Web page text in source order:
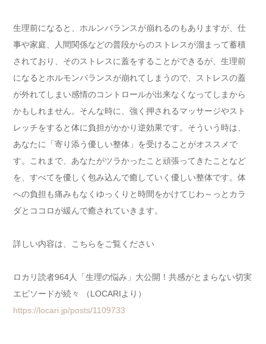
生理前になると、ホルンバランスが崩れるのもありますが、仕
事や家庭、人間関係などの普段からのストレスが溜まって蓄積
されており、そのストレスに蓋をすることができるが、生理前
になるとホルモンバランスが崩れてしまうので、ストレスの蓋
が外れてしまい感情のコントロールが出来なくなってしまから
かもしれません。そんな時に、強く押されるマッサージやスト
レッチをすると体に負担がかかり逆効果です。そういう時は、
あなたに「寄り添う優しい整体」を受けることがオススメで
す。これまで、あなたがツラかったこと頑張ってきたことなど
を、すべてを優しく包み込んで癒していく優しい整体です。体
への負担も痛みもなくゆっくりと時間をかけてじわ～っとカラ
ダとココロが緩んで癒されていきます。
詳しい内容は、こちらをご覧ください
ロカリ読者964人「生理の悩み」大公開！共感がとまらない切実
エピソードが続々 （LOCARIより）
https://locari.jp/posts/1109733